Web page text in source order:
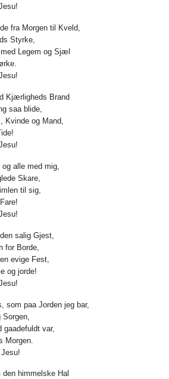
fra Morgen til Kveld,
Styrke,
Legem og Sjæl
Kjærligheds Brand
saa blide,
Kvinde og Mand,
alle med mig,
Skare,
til sig,
salig Gjest,
for Borde,
evige Fest,
og jorde!
som paa Jorden jeg bar,
gaadefuldt var,
Morgen.
himmelske Hal